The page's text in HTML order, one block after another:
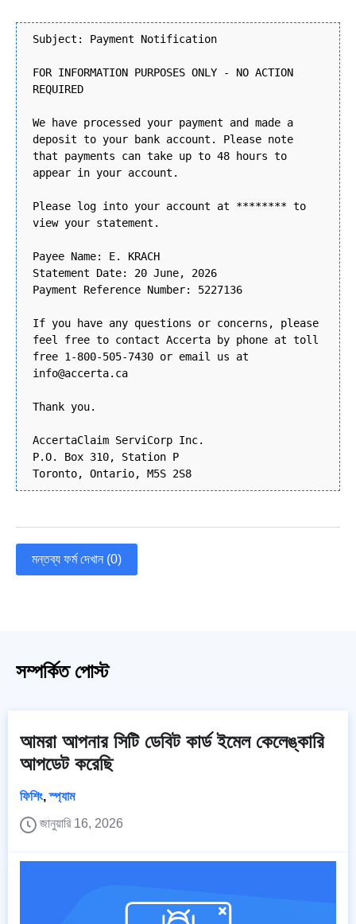
Subject: Payment Notification
FOR INFORMATION PURPOSES ONLY - NO ACTION
REQUIRED
We have processed your payment and made a
deposit to your bank account. Please note
that payments can take up to 48 hours to
appear in your account.
Please log into your account at ******** to
view your statement.
Payee Name: E. KRACH
Statement Date: 20 June, 2026
Payment Reference Number: 5227136
If you have any questions or concerns, please
feel free to contact Accerta by phone at toll
free 1-800-505-7430 or email us at
info@accerta.ca
Thank you.
AccertaClaim ServiCorp Inc.
P.O. Box 310, Station P
Toronto, Ontario, M5S 2S8
মন্তব্য ফর্ম দেখান (0)
সম্পর্কিত পোস্ট
আমরা আপনার সিটি ডেবিট কার্ড ইমেল কেলেঙ্কারি
আপডেট করেছি
ফিশিং,স্প্যাম
জানুয়ারি 16, 2026